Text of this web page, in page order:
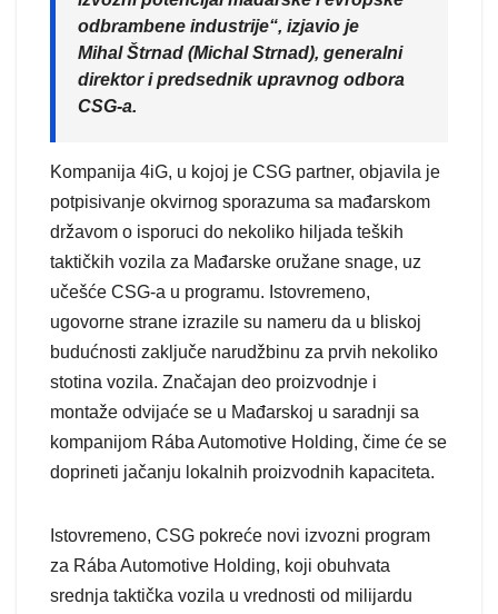
odbrambene industrije“, izjavio je
Mihal Štrnad (Michal Strnad), generalni
direktor i predsednik upravnog odbora
CSG-a.
Kompanija 4iG, u kojoj je CSG partner, objavila je
potpisivanje okvirnog sporazuma sa mađarskom
državom o isporuci do nekoliko hiljada teških
taktičkih vozila za Mađarske oružane snage, uz
učešće CSG-a u programu. Istovremeno,
ugovorne strane izrazile su nameru da u bliskoj
budućnosti zaključe narudžbinu za prvih nekoliko
stotina vozila. Značajan deo proizvodnje i
montaže odvijaće se u Mađarskoj u saradnji sa
kompanijom Rába Automotive Holding, čime će se
doprineti jačanju lokalnih proizvodnih kapaciteta.
Istovremeno, CSG pokreće novi izvozni program
za Rába Automotive Holding, koji obuhvata
srednja taktička vozila u vrednosti od milijardu